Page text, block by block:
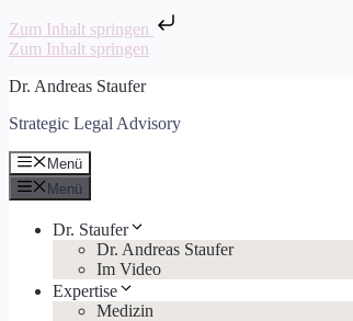
Zum Inhalt springen
Zum Inhalt springen
Dr. Andreas Staufer
Strategic Legal Advisory
Menü
Menü
Dr. Staufer
Dr. Andreas Staufer
Im Video
Expertise
Medizin